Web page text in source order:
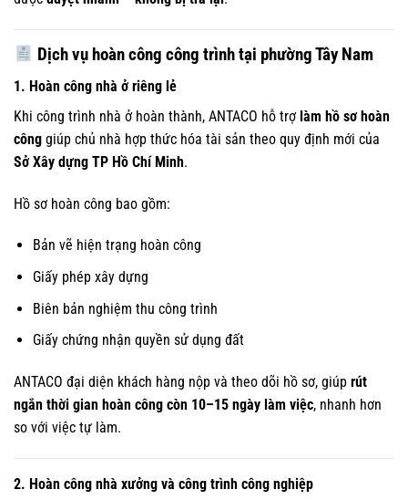
Dịch vụ hoàn công công trình tại phường Tây Nam
1. Hoàn công nhà ở riêng lẻ
Khi công trình nhà ở hoàn thành, ANTACO hỗ trợlàm hồ sơ hoàn
công giúp chủ nhà hợp thức hóa tài sản theo quy định mới của
Sở Xây dựng TP Hồ Chí Minh.
Hồ sơ hoàn công bao gồm:
Bản vẽ hiện trạng hoàn công
Giấy phép xây dựng
Biên bản nghiệm thu công trình
Giấy chứng nhận quyền sử dụng đất
ANTACO đại diện khách hàng nộp và theo dõi hồ sơ, giúp rút
ngắn thời gian hoàn công còn 10–15 ngày làm việc, nhanh hơn
so với việc tự làm.
2. Hoàn công nhà xưởng và công trình công nghiệp